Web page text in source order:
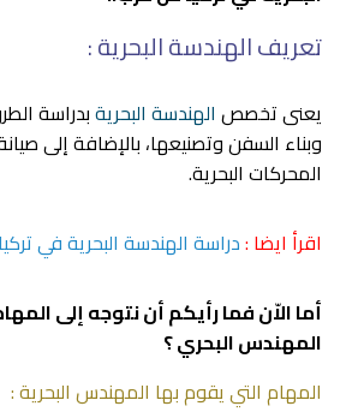
تعريف الهندسة البحرية :
يعنى تخصص الهندسة البحريةبدراسة
وبناء السفن وتصنيعها، بالإضافة إلى
المحركات البحرية.
اقرأ ايضا :دراسة الهندسة البحرية في تركيا
أما الاّن فما رأيكم أن نتوجه إلى
المهندس البحري ؟
المهام التي يقوم بها المهندس البحرية :